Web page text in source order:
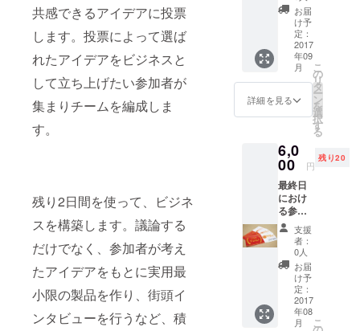
共感できるアイデアに投票
します。投票によって選ば
れたアイデアをビジネスと
して立ち上げたい参加者が
集まりチームを編成しま
す。
残り2日間を使って、ビジネ
スを構築します。議論する
だけでなく、参加者が考え
たアイデアをもとに実用最
小限の製品を作り、街頭イ
ンタビューを行うなど、積
カー、
お礼
メッ
セージ
もお届
け。
ト、オ
リジナ
ルス
テッ
カー、
お礼
メッ
セージ
やまの
オーガ
ナイ
ザーに
して、
英国在
住１０
年、夫
が英国
人なの
の中で
は英語
という
岡京子
を独り
占め。
1対1で
英会話
のレッ
スンを
受ける
ことが
できま
す。 レ
ポー
お届
け予
定：
2017
年09
月
詳細を見る
こ
の
リ
タ
ー
ン
を
選
択
す
る
6,0
00 円
残り20
最終日
におけ
る参加
者によ
るプレ
ゼン見
学チ
ケット
（食事
付）、
レポー
ト、オ
支援
者：
0人
お届
け予
定：
2017
年08
月
こ